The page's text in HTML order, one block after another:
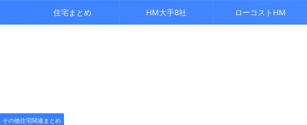
住宅まとめ HM大手8社 ローコストHM
その他住宅関連まとめ